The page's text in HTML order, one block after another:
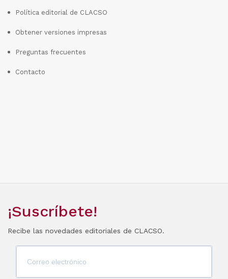
Política editorial de CLACSO
Obtener versiones impresas
Preguntas frecuentes
Contacto
¡Suscríbete!
Recibe las novedades editoriales de CLACSO.